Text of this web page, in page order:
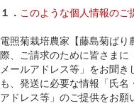
１． このような個人情報のご
電照菊栽培農家【藤島菊ば
際、ご請求のために皆さま
メールアドレス等」をお聞
も、発送に必要な情報「氏
アドレス等」のご提供をお願